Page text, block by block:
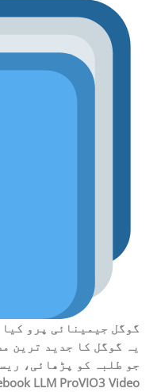
گوگل جیمینائی پرو
یہ گوگل کا جدید ترین
جو طلبہ کو پڑھائی،